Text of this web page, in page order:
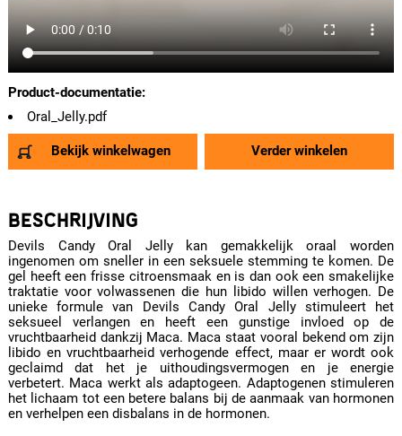
Product-documentatie:
Oral_Jelly.pdf
Bekijk winkelwagen Verder winkelen
BESCHRIJVING
Devils Candy Oral Jelly kan gemakkelijk oraal worden
ingenomen om sneller in een seksuele stemming te komen. De
gel heeft een frisse citroensmaak en is dan ook een smakelijke
traktatie voor volwassenen die hun libido willen verhogen. De
unieke formule van Devils Candy Oral Jelly stimuleert het
seksueel verlangen en heeft een gunstige invloed op de
vruchtbaarheid dankzij Maca. Maca staat vooral bekend om zijn
libido en vruchtbaarheid verhogende effect, maar er wordt ook
geclaimd dat het je uithoudingsvermogen en je energie
verbetert. Maca werkt als adaptogeen. Adaptogenen stimuleren
het lichaam tot een betere balans bij de aanmaak van hormonen
en verhelpen een disbalans in de hormonen.